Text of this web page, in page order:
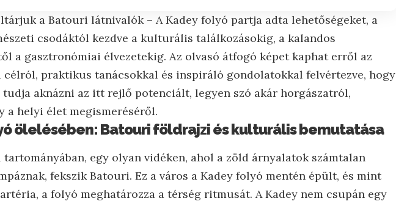
a Batouri látnivalók – A Kadey folyó partja adta lehetőségeket, a
csodáktól kezdve a kulturális találkozásokig, a kalandos
a gasztronómiai élvezetekig. Az olvasó átfogó képet kaphat erről az
praktikus tanácsokkal és inspiráló gondolatokkal felvértezve, hogy
aknázni az itt rejlő potenciált, legyen szó akár horgászatról,
a helyi élet megismeréséről.
ölelésében: Batouri földrajzi és kulturális bemutatása
egy olyan vidéken, ahol a zöld árnyalatok számtalan
fekszik Batouri. Ez a város a Kadey folyó mentén épült, és mint
a folyó meghatározza a térség ritmusát. A Kadey nem csupán egy